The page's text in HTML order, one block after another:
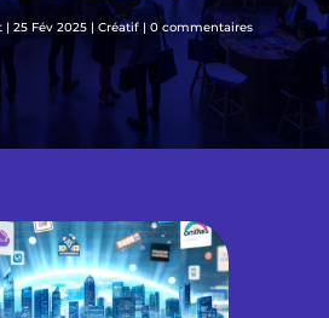
| 25 Fév 2025 | Créatif | 0 commentaires